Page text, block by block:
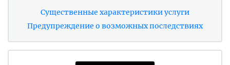
Существенные характеристики услуги
Предупреждение о возможных последствиях